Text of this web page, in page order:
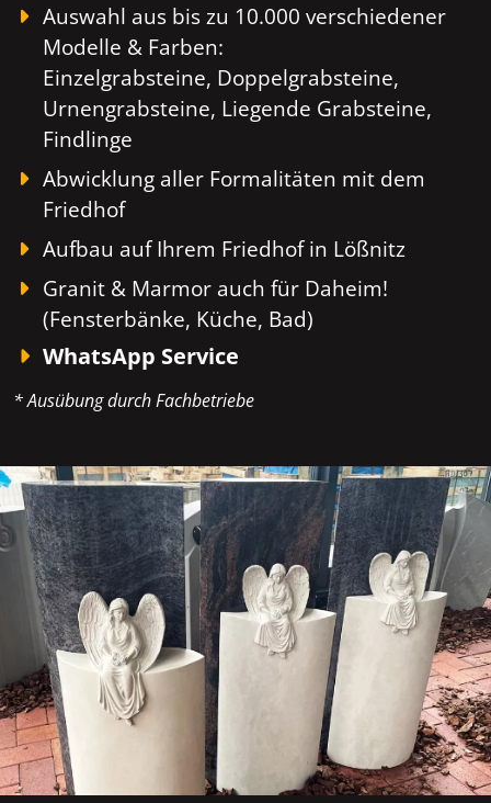
Auswahl aus bis zu 10.000 verschiedener
Modelle & Farben:
Einzelgrabsteine, Doppelgrabsteine,
Urnengrabsteine, Liegende Grabsteine,
Findlinge
Abwicklung aller Formalitäten mit dem
Friedhof
Aufbau auf Ihrem Friedhof in Lößnitz
Granit & Marmor auch für Daheim!
(Fensterbänke, Küche, Bad)
WhatsApp Service
* Ausübung durch Fachbetriebe